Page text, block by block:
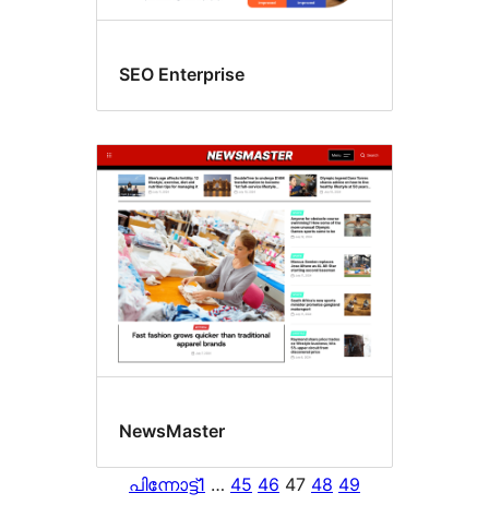
SEO Enterprise
NewsMaster
പിന്നോട്ട്1 … 45 46 47 48 49